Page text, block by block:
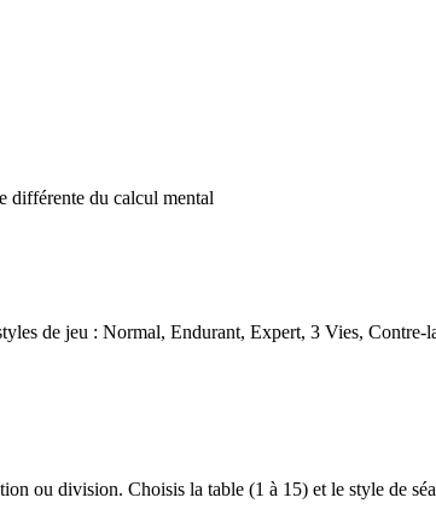
différente du calcul mental
de jeu : Normal, Endurant, Expert, 3 Vies, Contre-
ou division. Choisis la table (1 à 15) et le style de